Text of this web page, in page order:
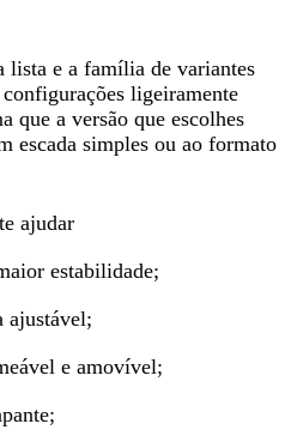
lista e a família de variantes
ligeiramente
que a versão que escolhes
escada simples ou ao formato
ajudar
estabilidade;
ajustável;
e amovível;